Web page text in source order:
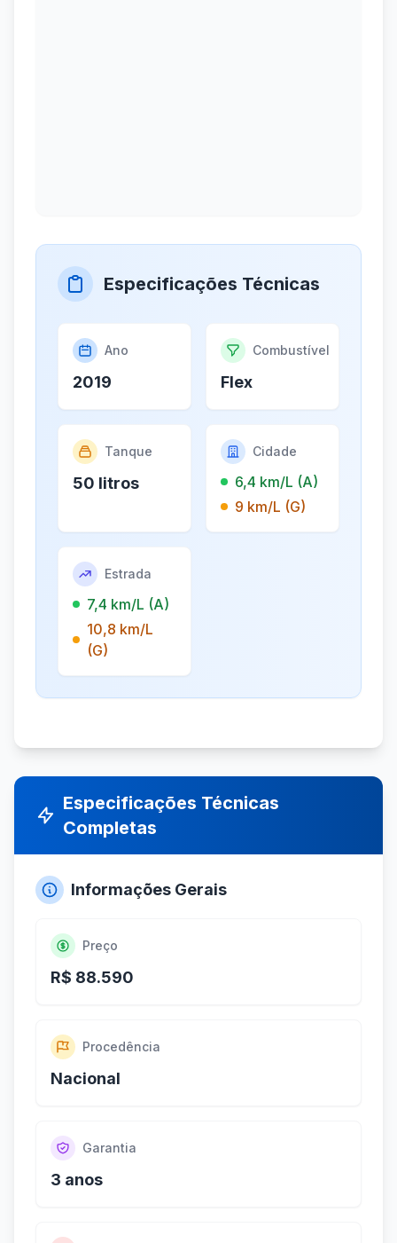
Especificações Técnicas
Ano
2019
Combustível
Flex
Tanque
50 litros
Cidade
6,4 km/L (A)
9 km/L (G)
Estrada
7,4 km/L (A)
10,8 km/L
(G)
Especificações Técnicas
Completas
Informações Gerais
Preço
R$ 88.590
Procedência
Nacional
Garantia
3 anos